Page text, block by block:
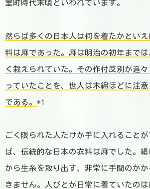
室町時代末頃といわれています。
然らば多くの日本人は何を着たかとい
料は麻であった。麻は明治の初年まで
く栽えられていた。その作付反別が追
っていたことを、世人は木綿ほどに注
である。 *1
ごく限られた人だけが手に入れること
ば、伝統的な日本の衣料は麻でした。
から生糸を取り出す、非常に手間のか
きません。人びとが日常に着ていたの